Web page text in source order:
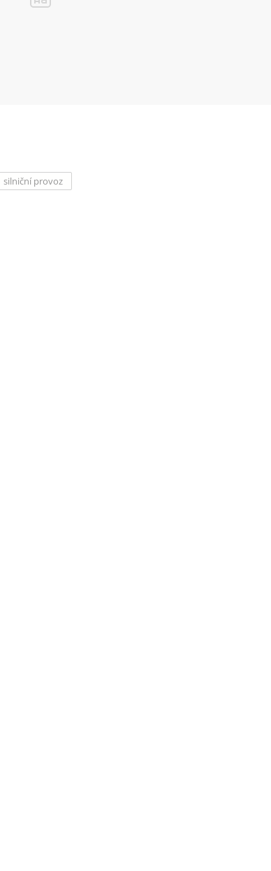
silniční provoz